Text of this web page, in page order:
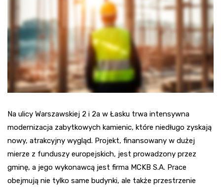
Na ulicy Warszawskiej 2 i 2a w Łasku trwa intensywna
modernizacja zabytkowych kamienic, które niedługo zyskają
nowy, atrakcyjny wygląd. Projekt, finansowany w dużej
mierze z funduszy europejskich, jest prowadzony przez
gminę, a jego wykonawcą jest firma MCKB S.A. Prace
obejmują nie tylko same budynki, ale także przestrzenie